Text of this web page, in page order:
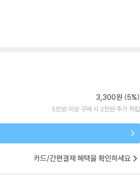
3,300원 (5%)
5만원 이상 구매 시 2천원 추가 적립
카드/간편결제 혜택을 확인하세요